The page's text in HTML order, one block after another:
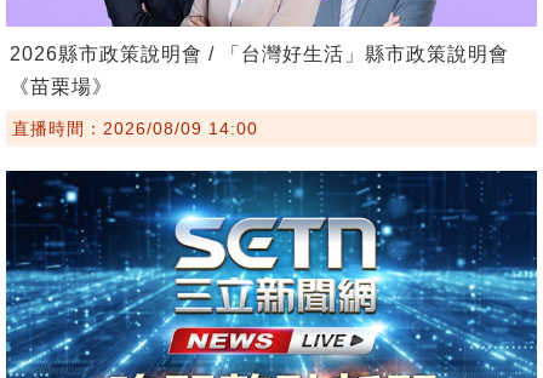
2026縣市政策說明會 / 「台灣好生活」縣市政策說明會
《苗栗場》
直播時間：2026/08/09 14:00